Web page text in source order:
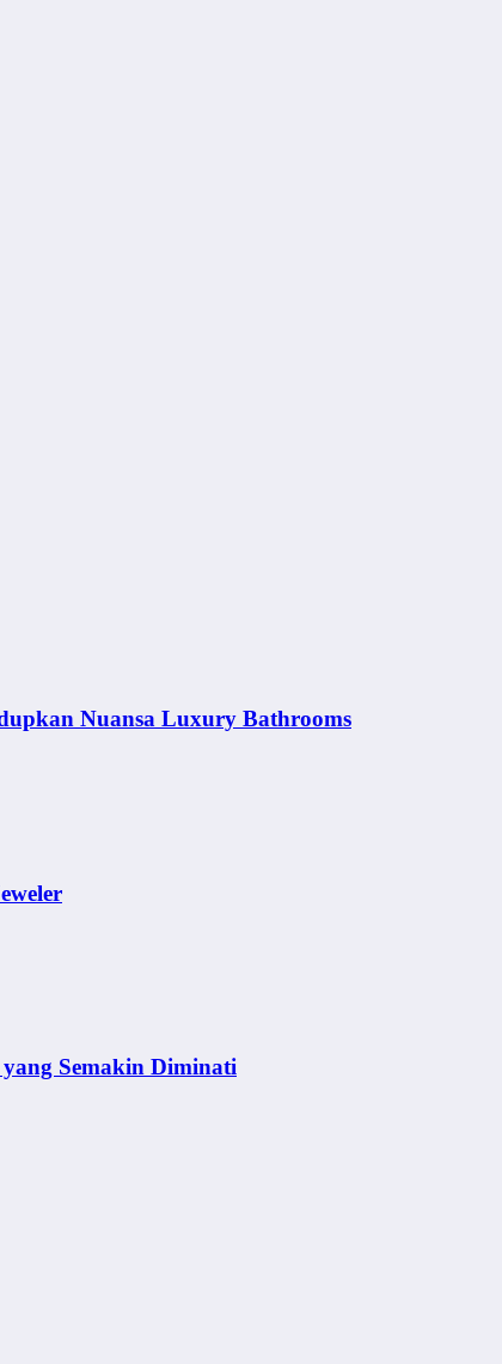
Nuansa Luxury Bathrooms
Semakin Diminati